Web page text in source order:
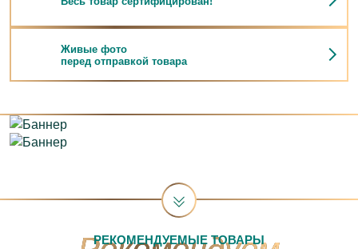
Живые фото
перед отправкой товара
РЕКОМЕНДУЕМЫЕ ТОВАРЫ